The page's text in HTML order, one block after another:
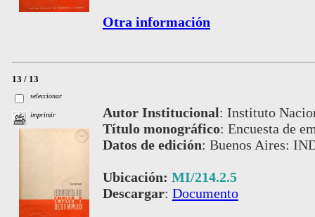
Otra información
13 / 13
seleccionar
imprimir Autor Institucional: Instituto
Título monográfico: Encuesta de
Datos de edición: Buenos Aires:
Ubicación: MI/214.2.5
Descargar: Documento